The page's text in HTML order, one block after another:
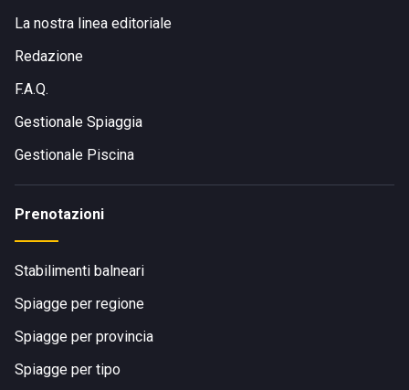
La nostra linea editoriale
Redazione
F.A.Q.
Gestionale Spiaggia
Gestionale Piscina
Prenotazioni
Stabilimenti balneari
Spiagge per regione
Spiagge per provincia
Spiagge per tipo